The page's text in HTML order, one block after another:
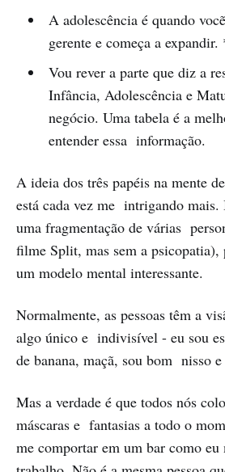
A adolescência é quando
gerente e começa a
Vou rever a parte que diz a
Infância, Adolescência e
negócio. Uma tabela é a
entender essa informação.
A ideia dos três papéis na mente
está cada vez me intrigando mais.
uma fragmentação de várias
filme Split, mas sem a
um modelo mental interessante.
Normalmente, as pessoas têm a
algo único e indivisível - eu sou
de banana, maçã, sou bom nisso
Mas a verdade é que todos nós
máscaras e fantasias a todo o
me comportar em um bar como